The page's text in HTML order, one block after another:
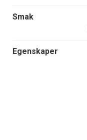
Smak
Egenskaper